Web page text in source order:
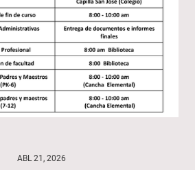
ABL 21, 2026